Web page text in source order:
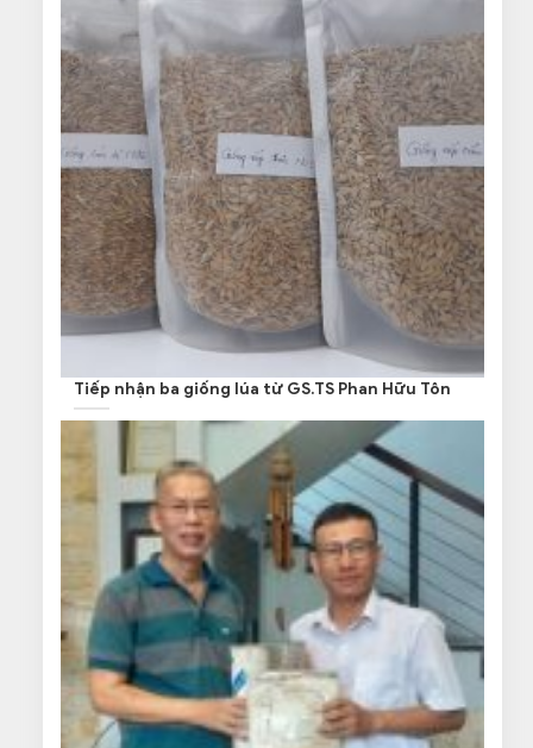
Tiếp nhận ba giống lúa từ GS.TS Phan Hữu Tôn